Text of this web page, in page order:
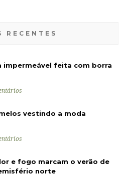
RECENTES
impermeável feita com borra
vestindo a moda
e fogo marcam o verão de
norte